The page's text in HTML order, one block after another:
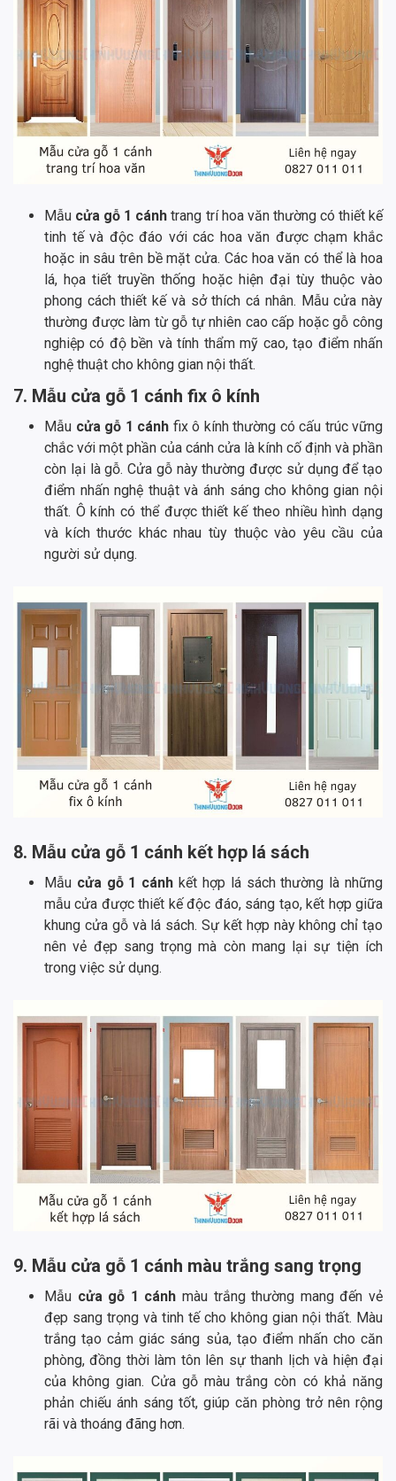
Mẫu cửa gỗ 1 cánh trang trí hoa văn thường có thiết kế
tinh tế và độc đáo với các hoa văn được chạm khắc
hoặc in sâu trên bề mặt cửa. Các hoa văn có thể là hoa
lá, họa tiết truyền thống hoặc hiện đại tùy thuộc vào
phong cách thiết kế và sở thích cá nhân. Mẫu cửa này
thường được làm từ gỗ tự nhiên cao cấp hoặc gỗ công
nghiệp có độ bền và tính thẩm mỹ cao, tạo điểm nhấn
nghệ thuật cho không gian nội thất.
7. Mẫu cửa gỗ 1 cánh fix ô kính
Mẫu cửa gỗ 1 cánh fix ô kính thường có cấu trúc vững
chắc với một phần của cánh cửa là kính cố định và phần
còn lại là gỗ. Cửa gỗ này thường được sử dụng để tạo
điểm nhấn nghệ thuật và ánh sáng cho không gian nội
thất. Ô kính có thể được thiết kế theo nhiều hình dạng
và kích thước khác nhau tùy thuộc vào yêu cầu của
người sử dụng.
8. Mẫu cửa gỗ 1 cánh kết hợp lá sách
Mẫu cửa gỗ 1 cánh kết hợp lá sách thường là những
mẫu cửa được thiết kế độc đáo, sáng tạo, kết hợp giữa
khung cửa gỗ và lá sách. Sự kết hợp này không chỉ tạo
nên vẻ đẹp sang trọng mà còn mang lại sự tiện ích
trong việc sử dụng.
9. Mẫu cửa gỗ 1 cánh màu trắng sang trọng
Mẫu cửa gỗ 1 cánh màu trắng thường mang đến vẻ
đẹp sang trọng và tinh tế cho không gian nội thất. Màu
trắng tạo cảm giác sáng sủa, tạo điểm nhấn cho căn
phòng, đồng thời làm tôn lên sự thanh lịch và hiện đại
của không gian. Cửa gỗ màu trắng còn có khả năng
phản chiếu ánh sáng tốt, giúp căn phòng trở nên rộng
rãi và thoáng đãng hơn.